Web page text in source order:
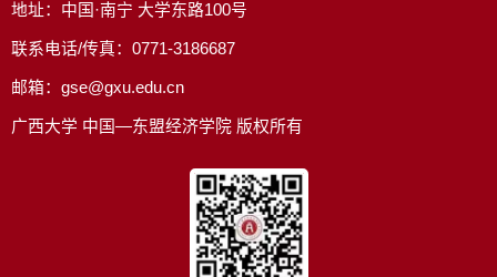
地址：中国·南宁 大学东路100号
联系电话/传真：0771-3186687
邮箱：gse@gxu.edu.cn
广西大学 中国—东盟经济学院 版权所有